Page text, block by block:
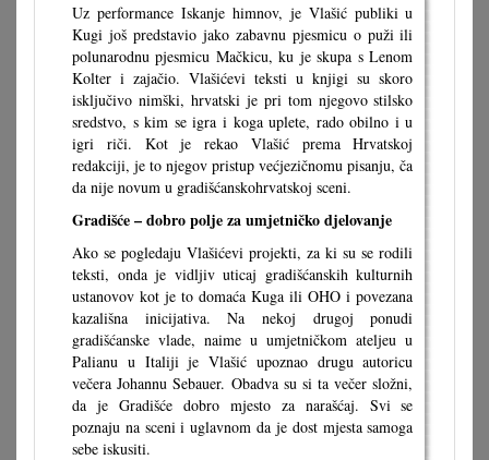
Uz performance Iskanje himnov, je Vlašić publiki u
Kugi još predstavio jako zabavnu pjesmicu o puži ili
polunarodnu pjesmicu Mačkicu, ku je skupa s Lenom
Kolter i zajačio. Vlašićevi teksti u knjigi su skoro
isključivo nimški, hrvatski je pri tom njegovo stilsko
sredstvo, s kim se igra i koga uplete, rado obilno i u
igri riči. Kot je rekao Vlašić prema Hrvatskoj
redakciji, je to njegov pristup većjezičnomu pisanju, ča
da nije novum u gradišćanskohrvatskoj sceni.
Gradišće – dobro polje za umjetničko djelovanje
Ako se pogledaju Vlašićevi projekti, za ki su se rodili
teksti, onda je vidljiv uticaj gradišćanskih kulturnih
ustanovov kot je to domaća Kuga ili OHO i povezana
kazališna inicijativa. Na nekoj drugoj ponudi
gradišćanske vlade, naime u umjetničkom ateljeu u
Palianu u Italiji je Vlašić upoznao drugu autoricu
večera Johannu Sebauer. Obadva su si ta večer složni,
da je Gradišće dobro mjesto za narašćaj. Svi se
poznaju na sceni i uglavnom da je dost mjesta samoga
sebe iskusiti.